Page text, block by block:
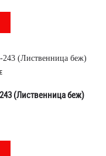
(Лиственница беж)